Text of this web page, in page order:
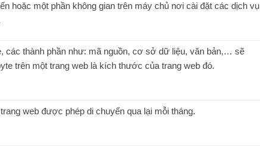
hoặc một phần không gian trên máy chủ nơi cài đặt các dịch vụ
các thành phần như: mã nguồn, cơ sở dữ liệu, văn bản,… sẽ
trên một trang web là kích thước của trang web đó.
web được phép di chuyển qua lại mỗi tháng.